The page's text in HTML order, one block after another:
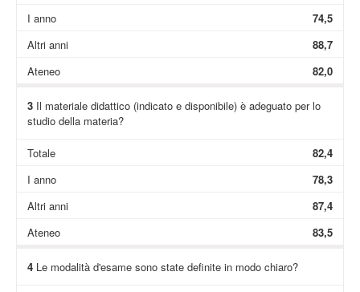
I anno
74,5
Altri anni
88,7
Ateneo
82,0
3Il materiale didattico (indicato e disponibile) è adeguato per lo
studio della materia?
Totale
82,4
I anno
78,3
Altri anni
87,4
Ateneo
83,5
4Le modalità d'esame sono state definite in modo chiaro?